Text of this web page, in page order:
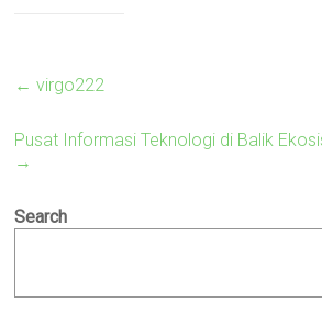
← virgo222
Pusat Informasi Teknologi di Balik
→
Search